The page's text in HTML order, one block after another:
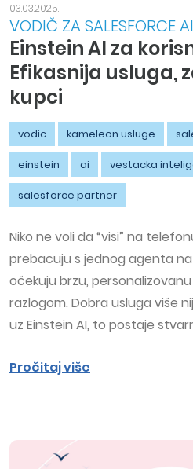
03.03.2025.
VODIČ ZA SALESFORCE
Einstein AI za
Efikasnija usluga,
kupci
vodic kameleon usluge
einstein ai vestacka
salesforce partner
Niko ne voli da “visi” na
prebacuju s jednog agenta
očekuju brzu,
razlogom. Dobra usluga više
uz Einstein AI, to postaje
Pročitaj više